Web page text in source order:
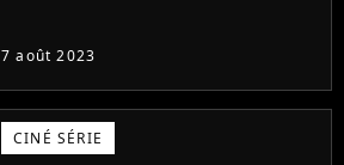
7 août 2023
CINÉ SÉRIE